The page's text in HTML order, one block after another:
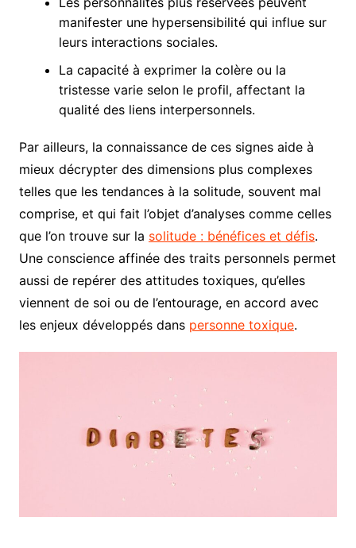
manifester une hypersensibilité qui influe sur
leurs interactions sociales.
La capacité à exprimer la colère ou la
tristesse varie selon le profil, affectant la
qualité des liens interpersonnels.
Par ailleurs, la connaissance de ces signes aide à
mieux décrypter des dimensions plus complexes
telles que les tendances à la solitude, souvent mal
comprise, et qui fait l’objet d’analyses comme celles
que l’on trouve sur la solitude : bénéfices et défis.
Une conscience affinée des traits personnels permet
aussi de repérer des attitudes toxiques, qu’elles
viennent de soi ou de l’entourage, en accord avec
les enjeux développés dans personne toxique.